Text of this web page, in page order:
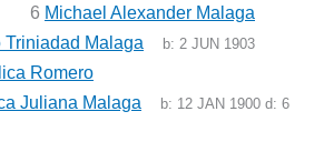
6 Michael Alexander Malaga
Triniadad Malaga b:2 JUN 1903
Romero
Juliana Malaga b: 12 JAN 1900 d:6